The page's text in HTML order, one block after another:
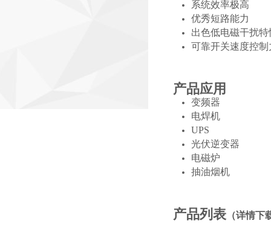
系统效率极高
优秀短路能力
出色低电磁干扰特
可靠开关速度控制
产品应用
变频器
电焊机
UPS
光伏逆变器
电磁炉
抽油烟机
产品列表 （详情